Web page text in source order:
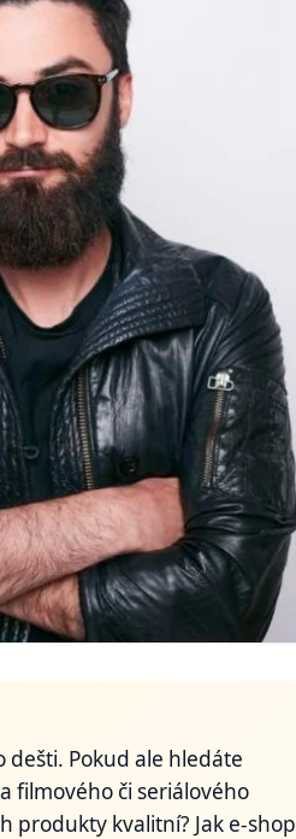
dešti. Pokud ale hledáte
filmového či seriálového
produkty kvalitní? Jak e-shop